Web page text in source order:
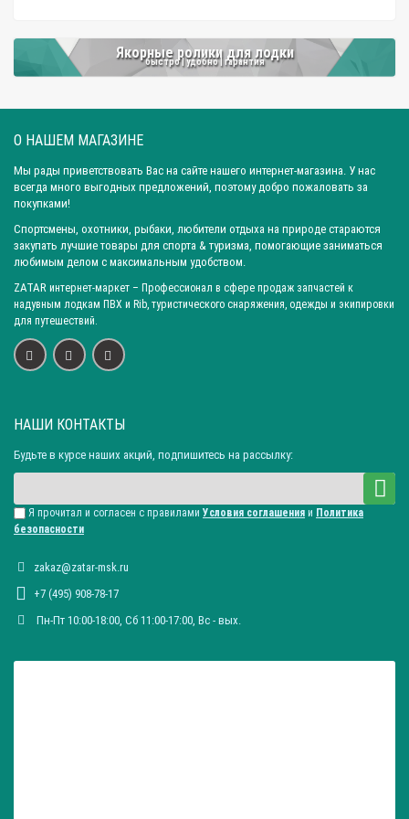
Якорные ролики для лодки
быстро | удобно | гарантия
О НАШЕМ МАГАЗИНЕ
Мы рады приветствовать Вас на сайте нашего интернет-магазина. У нас
всегда много выгодных предложений, поэтому добро пожаловать за
покупками!
Спортсмены, охотники, рыбаки, любители отдыха на природе стараются
закупать лучшие товары для спорта & туризма, помогающие заниматься
любимым делом с максимальным удобством.
ZATAR интернет-маркет – Профессионал в сфере продаж запчастей к
надувным лодкам ПВХ и Rib, туристического снаряжения, одежды и экипировки
для путешествий.
НАШИ КОНТАКТЫ
Будьте в курсе наших акций, подпишитесь на рассылку:
Я прочитал и согласен с правилами Условия соглашения и Политика
безопасности
zakaz@zatar-msk.ru
+7 (495) 908-78-17
Пн-Пт 10:00-18:00, Сб 11:00-17:00, Вc - вых.